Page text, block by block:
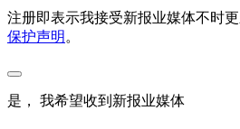
注册即表示我接受新报业媒体不时
保护声明 。
是， 我希望收到新报业媒体